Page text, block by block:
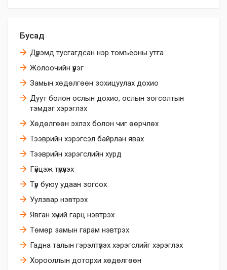
Бусад
Дүрэмд тусгагдсан нэр томъёоны утга
Жолоочийн үүрэг
Замын хөдөлгөөн зохицуулах дохио
Дуут болон ослын дохио, ослын зогсолтын
тэмдэг хэрэглэх
Хөдөлгөөн эхлэх болон чиг өөрчлөх
Тээврийн хэрэгсэл байрлан явах
Тээврийн хэрэгслийн хурд
Гүйцэж түрүүлэх
Түр буюу удаан зогсох
Уулзвар нэвтрэх
Явган хүний гарц нэвтрэх
Төмөр замын гарам нэвтрэх
Гадна талын гэрэлтүүлэх хэрэгслийг хэрэглэх
Хорооллын доторхи хөдөлгөөн